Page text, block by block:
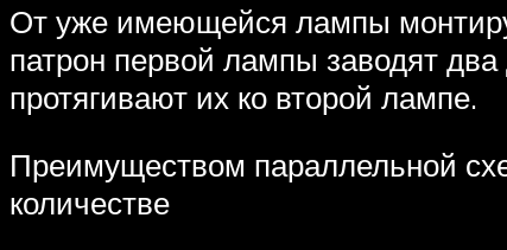
От уже имеющейся лампы
патрон первой лампы заводят
протягивают их ко второй лампе.
Преимуществом параллельной
количестве